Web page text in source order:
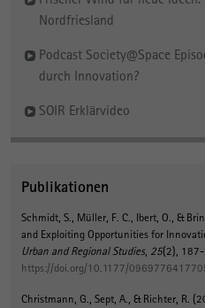
Nordfriesland
Podcast Society@Space
durch Innovation?
SOIR Erklärvideo
Publikationen
Schmidt, S., Müller, F. C., Ibert, O., &
and Exploiting Opportunities for
Urban and Regional Studies, 25(2),
https://doi.org/10.1177/
Christmann, G., Sept, A., & Richter, R.